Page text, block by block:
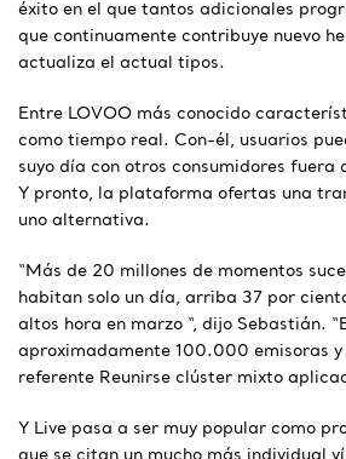
éxito en el que tantos adicionales
que continuamente contribuye nuevo
actualiza el actual tipos.
Entre LOVOO más conocido
como tiempo real. Con-él, usuarios
suyo día con otros consumidores fuera
Y pronto, la plataforma ofertas una
uno alternativa.
“Más de 20 millones de momentos
habitan solo un día, arriba 37 por
altos hora en marzo “, dijo Sebastián.
aproximadamente 100.000 emisoras
referente Reunirse clúster mixto
Y Live pasa a ser muy popular como
que se citan un mucho más individual